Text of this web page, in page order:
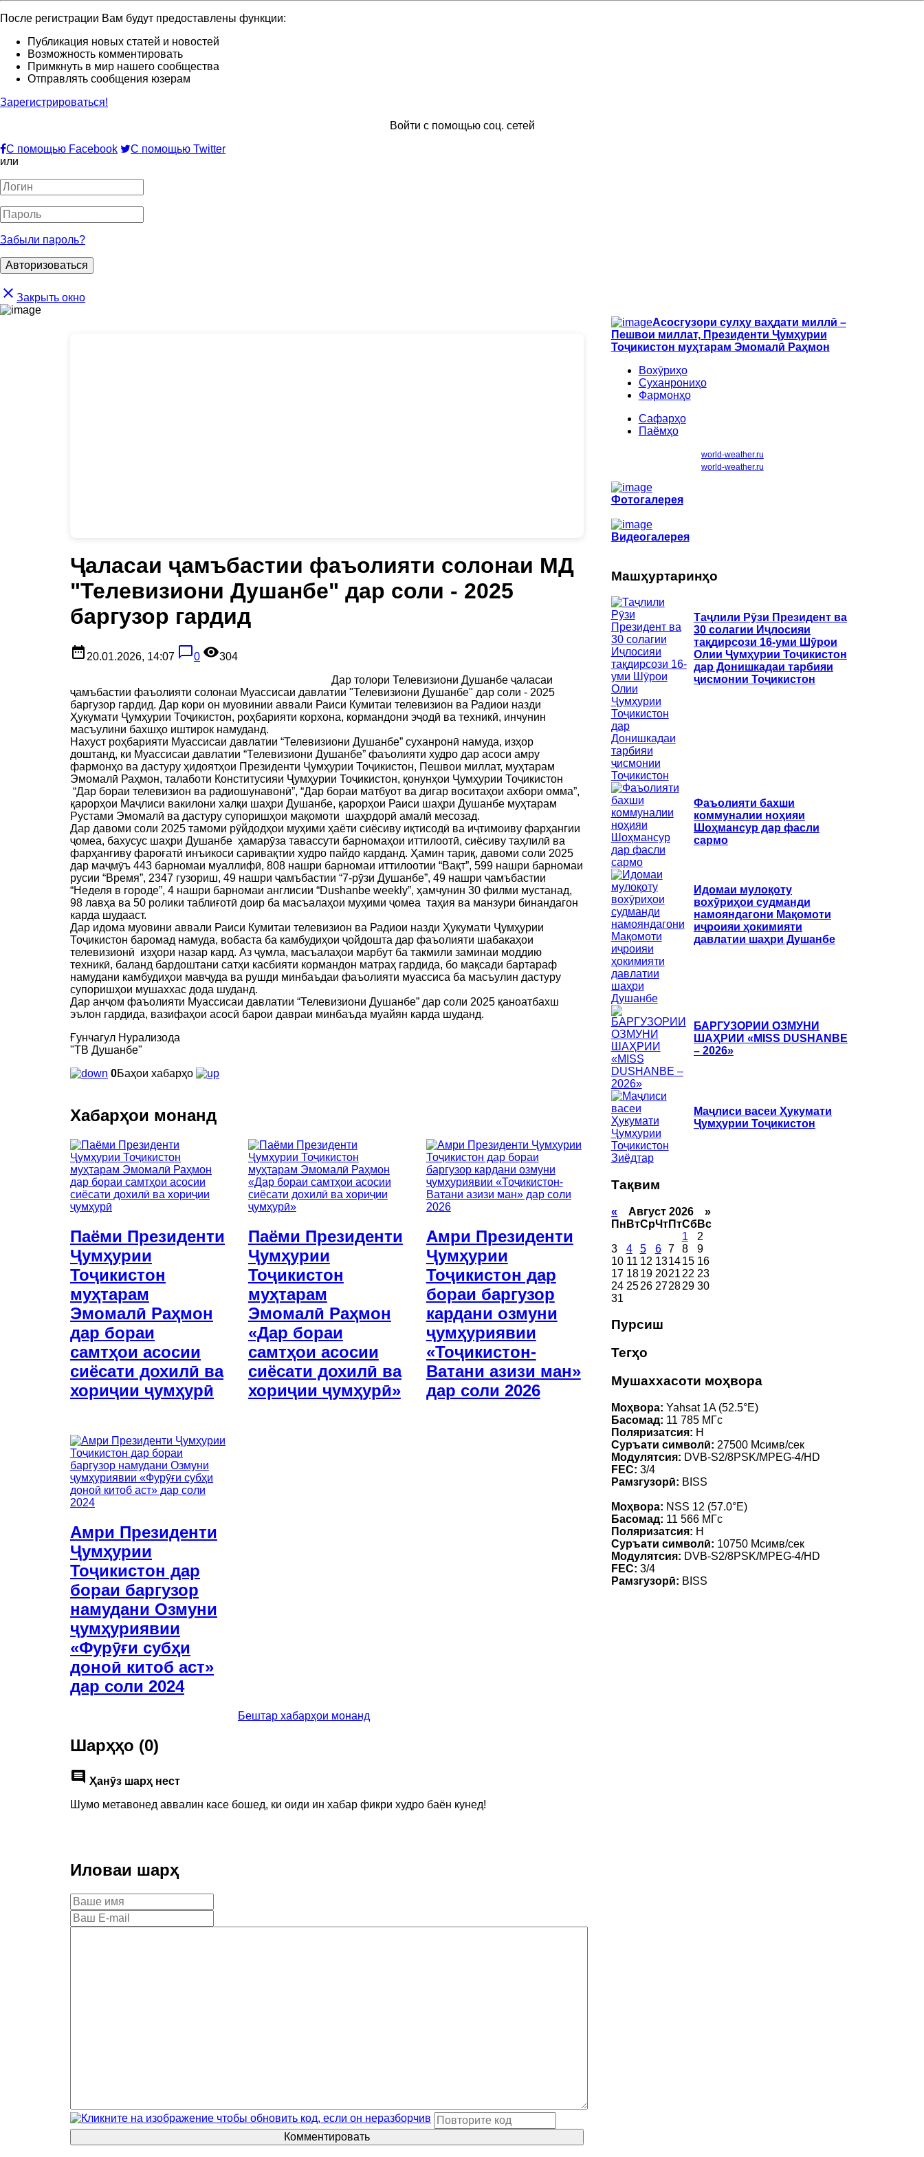
После регистрации Вам будут предоставлены функции:
Публикация новых статей и новостей
Возможность комментировать
Примкнуть в мир нашего сообщества
Отправлять сообщения юзерам
Зарегистрироваться!
Войти с помощью соц. сетей
С помощью Facebook
С помощью Twitter
или
Забыли пароль?
close Закрыть окно
Ҷаласаи ҷамъбастии фаъолияти солонаи МД
"Телевизиони Душанбе" дар соли - 2025
баргузор гардид
date_range 20.01.2026, 14:07 chat_bubble_outline0 remove_red_eye304
Дар толори Телевизиони Душанбе ҷаласаи
ҷамъбастии фаъолияти солонаи Муассисаи давлатии "Телевизиони Душанбе" дар соли - 2025
баргузор гардид. Дар кори он муовинии аввали Раиси Кумитаи телевизион ва Радиои назди
Ҳукумати Ҷумҳурии Тоҷикистон, роҳбарияти корхона, кормандони эҷодӣ ва техникӣ, инчунин
масъулини бахшҳо иштирок намуданд.
Нахуст роҳбарияти Муассисаи давлатии “Телевизиони Душанбе” суханронӣ намуда, изҳор
доштанд, ки Муассисаи давлатии “Телевизиони Душанбе” фаъолияти худро дар асоси амру
фармонҳо ва дастуру ҳидоятҳои Президенти Ҷумҳурии Тоҷикистон, Пешвои миллат, муҳтарам
Эмомалӣ Раҳмон, талаботи Конститусияи Ҷумҳурии Тоҷикистон, қонунҳои Ҷумҳурии Тоҷикистон
“Дар бораи телевизион ва радиошунавонӣ”, “Дар бораи матбуот ва дигар воситаҳои ахбори омма”,
қарорҳои Маҷлиси вакилони халқи шаҳри Душанбе, қарорҳои Раиси шаҳри Душанбе муҳтарам
Рустами Эмомалӣ ва дастуру супоришҳои мақомоти шаҳрдорӣ амалӣ месозад.
Дар давоми соли 2025 тамоми рӯйдодҳои муҳими ҳаёти сиёсиву иқтисодӣ ва иҷтимоиву фарҳангии
ҷомеа, бахусус шаҳри Душанбе ҳамарӯза тавассути барномаҳои иттилоотӣ, сиёсиву таҳлилӣ ва
фарҳангиву фароғатӣ инъикоси саривақтии худро пайдо карданд. Ҳамин тариқ, давоми соли 2025
дар маҷмӯъ 443 барномаи муаллифӣ, 808 нашри барномаи иттилоотии “Вақт”, 599 нашри барномаи
русии “Время”, 2347 гузориш, 49 нашри ҷамъбастии “7-рӯзи Душанбе”, 49 нашри ҷамъбастии
“Неделя в городе”, 4 нашри барномаи англисии “Dushanbe weekly”, ҳамчунин 30 филми мустанад,
98 лавҳа ва 50 ролики таблиғотӣ доир ба масъалаҳои муҳими ҷомеа таҳия ва манзури бинандагон
карда шудааст.
Дар идома муовини аввали Раиси Кумитаи телевизион ва Радиои назди Ҳукумати Ҷумҳурии
Тоҷикистон баромад намуда, вобаста ба камбудиҳои ҷойдошта дар фаъолияти шабакаҳои
телевизионӣ изҳори назар кард. Аз ҷумла, масъалаҳои марбут ба такмили заминаи моддию
техникӣ, баланд бардоштани сатҳи касбияти кормандон матраҳ гардида, бо мақсади бартараф
намудани камбудиҳои мавҷуда ва рушди минбаъдаи фаъолияти муассиса ба масъулин дастуру
супоришҳои мушаххас дода шуданд.
Дар анҷом фаъолияти Муассисаи давлатии “Телевизиони Душанбе” дар соли 2025 қаноатбахш
эълон гардида, вазифаҳои асосӣ барои давраи минбаъда муайян карда шуданд.
Ғунчагул Нурализода
"ТВ Душанбе"
0Баҳои хабарҳо
Хабарҳои монанд
Паёми Президенти
Ҷумҳурии
Тоҷикистон
муҳтарам
Эмомалӣ Раҳмон
дар бораи
самтҳои асосии
сиёсати дохилӣ ва
хориҷии ҷумҳурӣ
Паёми Президенти
Ҷумҳурии
Тоҷикистон
муҳтарам
Эмомалӣ Раҳмон
«Дар бораи
самтҳои асосии
сиёсати дохилӣ ва
хориҷии ҷумҳурӣ»
Амри Президенти
Ҷумҳурии
Тоҷикистон дар
бораи баргузор
кардани озмуни
ҷумҳуриявии
«Тоҷикистон-
Ватани азизи ман»
дар соли 2026
Амри Президенти
Ҷумҳурии
Тоҷикистон дар
бораи баргузор
намудани Озмуни
ҷумҳуриявии
«Фурӯғи субҳи
доноӣ китоб аст»
дар соли 2024
Бештар хабарҳои монанд
Шарҳҳо (0)
comment Ҳанӯз шарҳ нест
Шумо метавонед аввалин касе бошед, ки оиди ин хабар фикри худро баён кунед!
Иловаи шарҳ
Aсосгузори сулҳу ваҳдати миллӣ –
Пешвои миллат, Президенти Ҷумҳурии
Тоҷикистон муҳтарам Эмомалӣ Раҳмон
Вохӯриҳо
Суханрониҳо
Фармонҳо
Сафарҳо
Паёмҳо
world-weather.ru
world-weather.ru
Фотогалерея
Видеогалерея
Машҳуртаринҳо
Таҷлили Рӯзи Президент ва
30 солагии Иҷлосияи
тақдирсози 16-уми Шӯрои
Олии Ҷумҳурии Тоҷикистон
дар Донишкадаи тарбияи
ҷисмонии Тоҷикистон
Фаъолияти бахши
коммуналии ноҳияи
Шоҳмансур дар фасли
сармо
Идомаи мулоқоту
вохӯриҳои судманди
намояндагони Мақомоти
иҷроияи ҳокимияти
давлатии шаҳри Душанбе
БАРГУЗОРИИ ОЗМУНИ
ШАҲРИИ «MISS DUSHANBE
– 2026»
Маҷлиси васеи Ҳукумати
Ҷумҳурии Тоҷикистон
Зиёдтар
Тақвим
« Август 2026 »
Пн ВтСрЧтПтСбВс
1
2
3
4 5 6 7 8
9
10 11 12 131415 16
17 1819 2021 22 23
24 2526 272829 30
31
Пурсиш
Тегҳо
Мушаххасоти моҳвора
Моҳвора: Yahsat 1A (52.5°E)
Басомад: 11 785 МГс
Поляризатсия: H
Суръати символӣ: 27500 Мсимв/сек
Модулятсия: DVB-S2/8PSK/MPEG-4/HD
FEC: 3/4
Рамзгузорӣ: BISS
Моҳвора: NSS 12 (57.0°E)
Басомад: 11 566 МГс
Поляризатсия: H
Суръати символӣ: 10750 Мсимв/сек
Модулятсия: DVB-S2/8PSK/MPEG-4/HD
FEC: 3/4
Рамзгузорӣ: BISS